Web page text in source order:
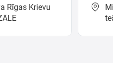
Rīgas Krievu